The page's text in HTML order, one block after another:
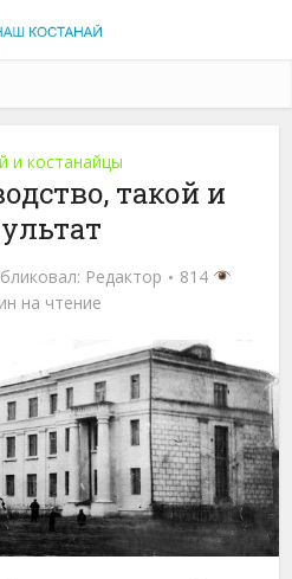
и костанайцы
такой и
Редактор
814
на чтение